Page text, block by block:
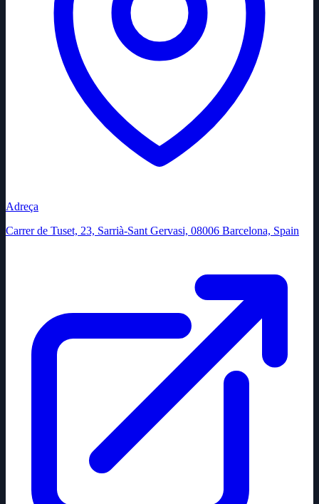
Adreça
Carrer de Tuset, 23, Sarrià-Sant Gervasi, 08006 Barcelona, Spain